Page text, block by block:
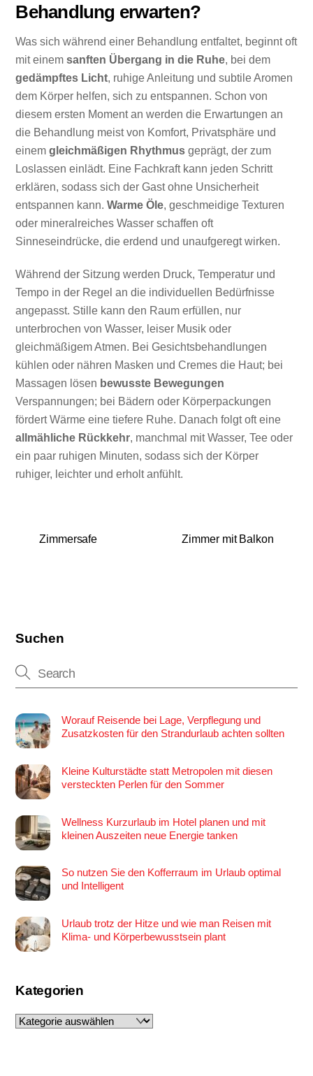
Behandlung erwarten?
Was sich während einer Behandlung entfaltet, beginnt oft
mit einemsanften Übergang in die Ruhe, bei dem
gedämpftes Licht, ruhige Anleitung und subtile Aromen
dem Körper helfen, sich zu entspannen. Schon von
diesem ersten Moment an werden die Erwartungen an
die Behandlung meist von Komfort, Privatsphäre und
einemgleichmäßigen Rhythmus geprägt, der zum
Loslassen einlädt. Eine Fachkraft kann jeden Schritt
erklären, sodass sich der Gast ohne Unsicherheit
entspannen kann.Warme Öle, geschmeidige Texturen
oder mineralreiches Wasser schaffen oft
Sinneseindrücke, die erdend und unaufgeregt wirken.
Während der Sitzung werden Druck, Temperatur und
Tempo in der Regel an die individuellen Bedürfnisse
angepasst. Stille kann den Raum erfüllen, nur
unterbrochen von Wasser, leiser Musik oder
gleichmäßigem Atmen. Bei Gesichtsbehandlungen
kühlen oder nähren Masken und Cremes die Haut; bei
Massagen lösen bewusste Bewegungen
Verspannungen; bei Bädern oder Körperpackungen
fördert Wärme eine tiefere Ruhe. Danach folgt oft eine
allmähliche Rückkehr, manchmal mit Wasser, Tee oder
ein paar ruhigen Minuten, sodass sich der Körper
ruhiger, leichter und erholt anfühlt.
Zimmersafe Zimmer mit Balkon
Suchen
Worauf Reisende bei Lage, Verpflegung und
Zusatzkosten für den Strandurlaub achten sollten
Kleine Kulturstädte statt Metropolen mit diesen
versteckten Perlen für den Sommer
Wellness Kurzurlaub im Hotel planen und mit
kleinen Auszeiten neue Energie tanken
So nutzen Sie den Kofferraum im Urlaub optimal
und Intelligent
Urlaub trotz der Hitze und wie man Reisen mit
Klima- und Körperbewusstsein plant
Kategorien
Kategorien